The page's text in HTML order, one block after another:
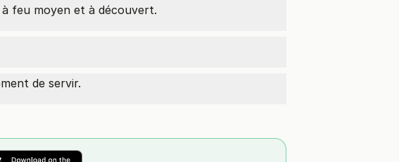
feu moyen et à découvert.
de servir.